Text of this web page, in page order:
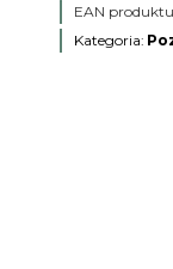
EAN
Kategoria: